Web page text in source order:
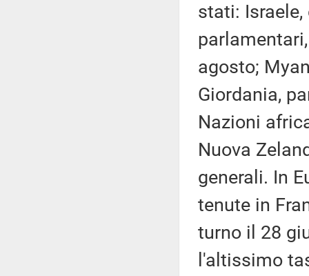
stati:
agosto;
Giordania,
Nazioni
Nuova
generali. In
tenute in
turno il 28
l'altissimo